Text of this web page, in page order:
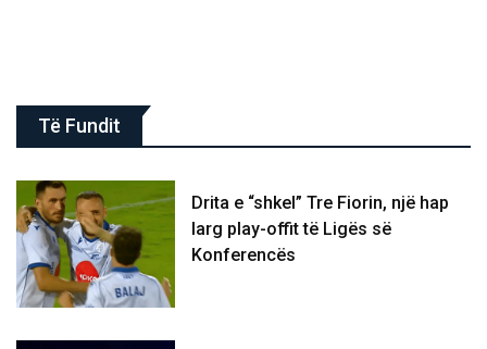
Të Fundit
Drita e “shkel” Tre Fiorin, një hap
larg play-offit të Ligës së
Konferencës